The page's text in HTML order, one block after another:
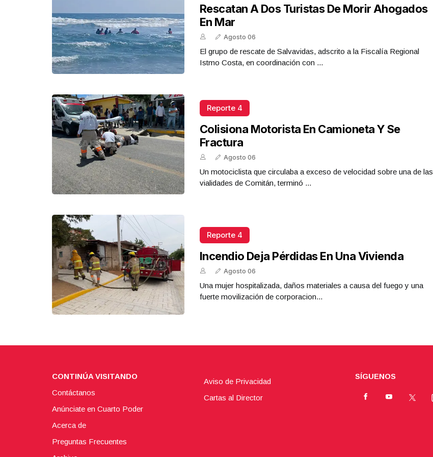
Rescatan A Dos Turistas De Morir Ahogados
En Mar
Agosto 06
El grupo de rescate de Salvavidas, adscrito a la Fiscalía Regional
Istmo Costa, en coordinación con ...
Reporte 4
Colisiona Motorista En Camioneta Y Se
Fractura
Agosto 06
Un motociclista que circulaba a exceso de velocidad sobre una de las
vialidades de Comitán, terminó ...
Reporte 4
Incendio Deja Pérdidas En Una Vivienda
Agosto 06
Una mujer hospitalizada, daños materiales a causa del fuego y una
fuerte movilización de corporacion...
CONTINÚA VISITANDO
Contáctanos
Anúnciate en Cuarto Poder
Acerca de
Preguntas Frecuentes
Aviso de Privacidad
Cartas al Director
SÍGUENOS